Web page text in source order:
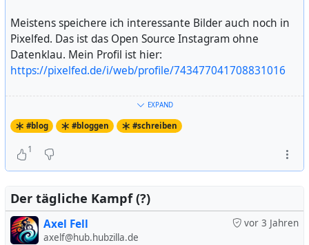
Instagram:
https://www.instagram.com/warumichradfahre/
Ach, und x habe ich auch mal wieder.....
Einen Kalender habe ich auch in den Blog
eingebunden, er ist hier:
https://calendar.google.com/calendar/embed?
Meistens speichere ich interessante Bilder auch noch in
Pixelfed. Das ist das Open Source Instagram ohne
Datenklau. Mein Profil ist hier:
https://pixelfed.de/i/web/profile/743477041708831016
Die Posts in meinem Blog poste ich auf sozialen
Netzwerken. Das sind:
Mastodon:
https://bsky.app/profile/warumichradfahre.bsky.social
Facebook Axel Fell: https://www.facebook.com/axel.fell
EXPAND
#blog #bloggen #schreiben
1
Der tägliche Kampf (?)
vor 3 Jahren
Axel Fell
axelf@hub.hubzilla.de